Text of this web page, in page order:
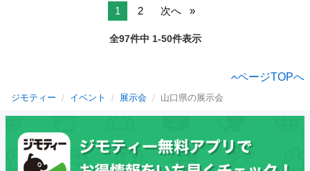
1 2 次へ
全97件中 1-50件表示
ページTOPへ
ジモティー イベント 展示会 山口県の展示会